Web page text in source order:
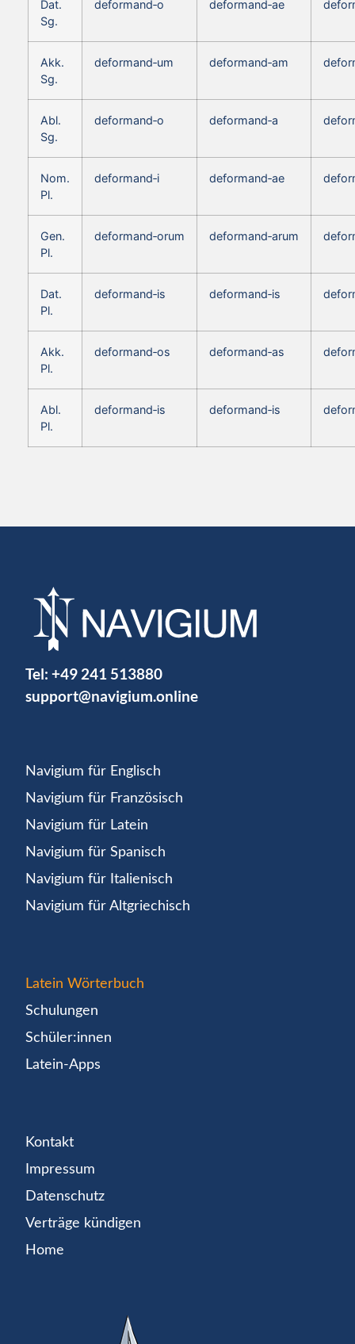
Dat.
Sg.
deformand‑o deformand‑ae
Akk.
Sg.
deformand‑um deformand‑am
Abl.
Sg.
deformand‑o deformand‑a
Nom.
Pl.
deformand‑i deformand‑ae
Gen.
Pl.
deformand‑orum deformand‑arum
Dat.
Pl.
deformand‑is deformand‑is
Akk.
Pl.
deformand‑os deformand‑as
Abl.
Pl.
deformand‑is deformand‑is
Tel: +49 241 513880
support@navigium.online
Navigium für Englisch
Navigium für Französisch
Navigium für Latein
Navigium für Spanisch
Navigium für Italienisch
Navigium für Altgriechisch
Latein Wörterbuch
Schulungen
Schüler:innen
Latein-Apps
Kontakt
Impressum
Datenschutz
Verträge kündigen
Home